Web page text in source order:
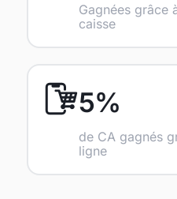
Gagnées grâce
caisse
5%
de CA gagnés
ligne